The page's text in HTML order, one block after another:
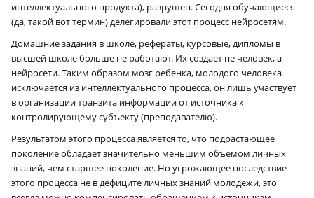
интеллектуального продукта), разрушен. Сегодня обучающиеся
(да, такой вот термин) делегировали этот процесс нейросетям.
Домашние задания в школе, рефераты, курсовые, дипломы в
высшей школе больше не работают. Их создает не человек, а
нейросети. Таким образом мозг ребенка, молодого человека
исключается из интеллектуального процесса, он лишь участвует
в организации транзита информации от источника к
контролирующему субъекту (преподавателю).
Результатом этого процесса является то, что подрастающее
поколение обладает значительно меньшим объемом личных
знаний, чем старшее поколение. Но угрожающее последствие
этого процесса не в дефиците личных знаний молодежи, это